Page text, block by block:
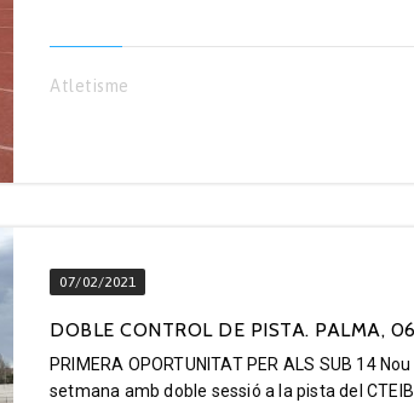
Atletisme
07/02/2021
DOBLE CONTROL DE PISTA. PALMA,
PRIMERA OPORTUNITAT PER ALS SUB 14
setmana amb doble sessió a la pista del CTEIB